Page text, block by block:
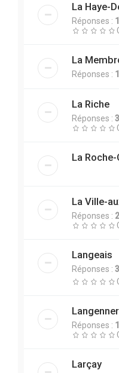
La Haye-
Réponses :
La
Réponses : 1
La Riche
Réponses : 3
La
La Ville-
Réponses : 2
Langeais
Réponses :
Réponses : 1
Larçay